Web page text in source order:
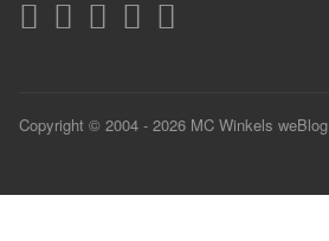
Copyright © 2004 - 2026 MC Winkels weBlog